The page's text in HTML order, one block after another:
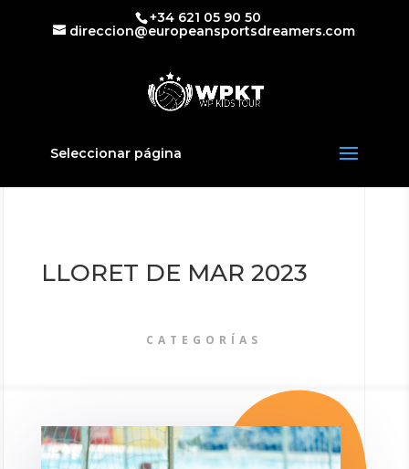
+34 621 05 90 50
direccion@europeansportsdreamers.com
Seleccionar página
LLORET DE MAR 2023
CATEGORÍAS